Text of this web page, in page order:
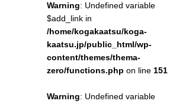
Warning: Undefined variable
$add_link in
/home/kogakaatsu/koga-
kaatsu.jp/public_html/wp-
content/themes/thema-
zero/functions.php on line 151
Warning: Undefined variable